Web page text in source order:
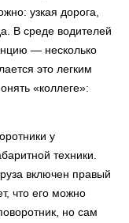
узкая дорога,
В среде водителей
— несколько
это легким
«коллеге»:
у
техники.
включен правый
что его можно
но сам